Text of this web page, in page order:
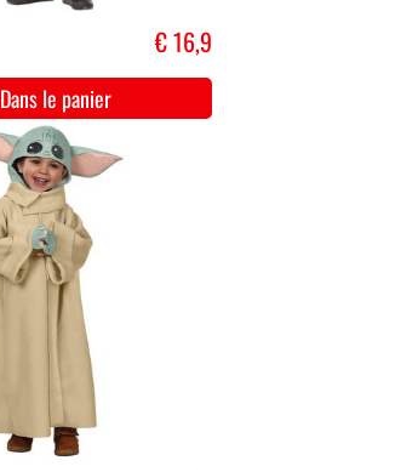
€ 16,9
Dans le panier